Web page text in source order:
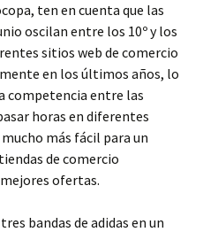
ten en cuenta que las
oscilan entre los 10º y los
sitios web de comercio
en los últimos años, lo
competencia entre las
horas en diferentes
más fácil para un
de comercio
ofertas.
bandas de adidas en un